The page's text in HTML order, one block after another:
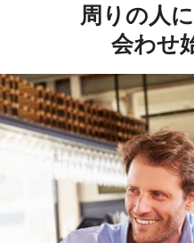
周りの人
会わせ